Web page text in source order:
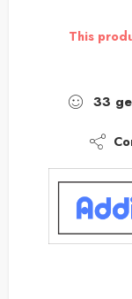
This
33